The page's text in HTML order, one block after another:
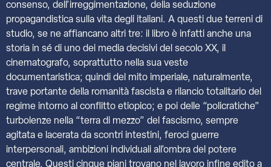
consenso, dell’irreggimentazione, della seduzione
propagandistica sulla vita degli italiani. A questi due terreni di
studio, se ne affiancano altri tre: il libro è infatti anche una
storia in sé di uno dei media decisivi del secolo XX, il
cinematografo, soprattutto nella sua veste
documentaristica; quindi del mito imperiale, naturalmente,
trave portante della romanità fascista e rilancio totalitario del
regime intorno al conflitto etiopico; e poi delle “policratiche”
turbolenze nella “terra di mezzo” del fascismo, sempre
agitata e lacerata da scontri intestini, feroci guerre
interpersonali, ambizioni individuali all’ombra del potere
centrale. Questi cinque piani trovano nel lavoro infine edito a